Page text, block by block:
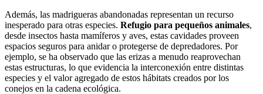
Además, las madrigueras abandonadas representan un recurso
inesperado para otras especies. Refugio para pequeños animales,
desde insectos hasta mamíferos y aves, estas cavidades proveen
espacios seguros para anidar o protegerse de depredadores. Por
ejemplo, se ha observado que las erizas a menudo reaprovechan
estas estructuras, lo que evidencia la interconexión entre distintas
especies y el valor agregado de estos hábitats creados por los
conejos en la cadena ecológica.